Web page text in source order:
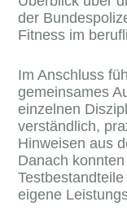
der
Fitness im
Im Anschluss
gemeinsames
einzelnen
verständlich,
Hinweisen aus
Danach
eigene